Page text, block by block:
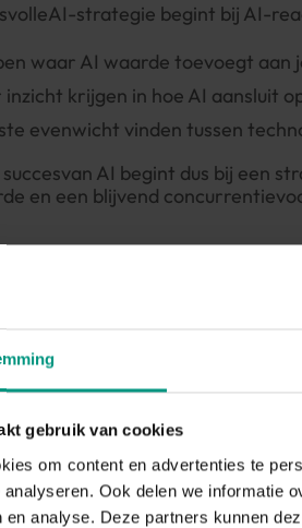
gebruik van cookies
om content en advertenties te
Ook delen we informatie
en analyse. Deze partners kunnen
strategie begint bij AI-
waar AI waarde toevoegt aan
inzicht krijgen in hoe AI aansluit
evenwicht vinden tussen
AI begint dus bij een
en een blijvend
het bekende Value